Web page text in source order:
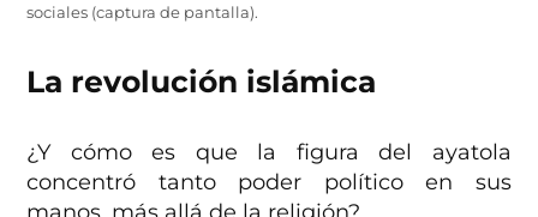
sociales (captura de pantalla).
La revolución islámica
¿Y cómo es que la figura del ayatola
concentró tanto poder político en sus